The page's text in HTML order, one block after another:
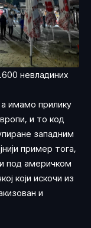
невладиних
имамо прилику
и то код
западним
пример тога,
под америчком
који искочи из
и